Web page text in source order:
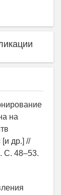
на
др.] //
С. 48–53.